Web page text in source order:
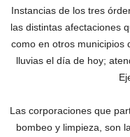
Instancias de los tres
las distintas afectaciones
como en otros municipios
lluvias el día de hoy;
Las corporaciones que
bombeo y limpieza, son